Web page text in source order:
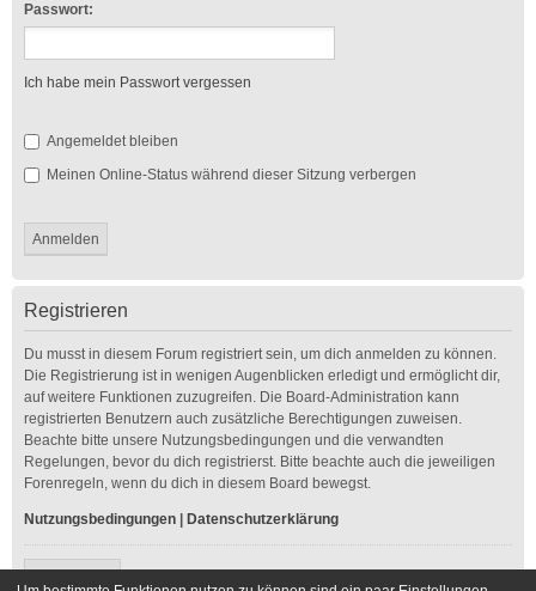
Passwort:
Ich habe mein Passwort vergessen
Angemeldet bleiben
Meinen Online-Status während dieser Sitzung verbergen
Registrieren
Du musst in diesem Forum registriert sein, um dich anmelden zu können.
Die Registrierung ist in wenigen Augenblicken erledigt und ermöglicht dir,
auf weitere Funktionen zuzugreifen. Die Board-Administration kann
registrierten Benutzern auch zusätzliche Berechtigungen zuweisen.
Beachte bitte unsere Nutzungsbedingungen und die verwandten
Regelungen, bevor du dich registrierst. Bitte beachte auch die jeweiligen
Forenregeln, wenn du dich in diesem Board bewegst.
Nutzungsbedingungen Datenschutzerklärung